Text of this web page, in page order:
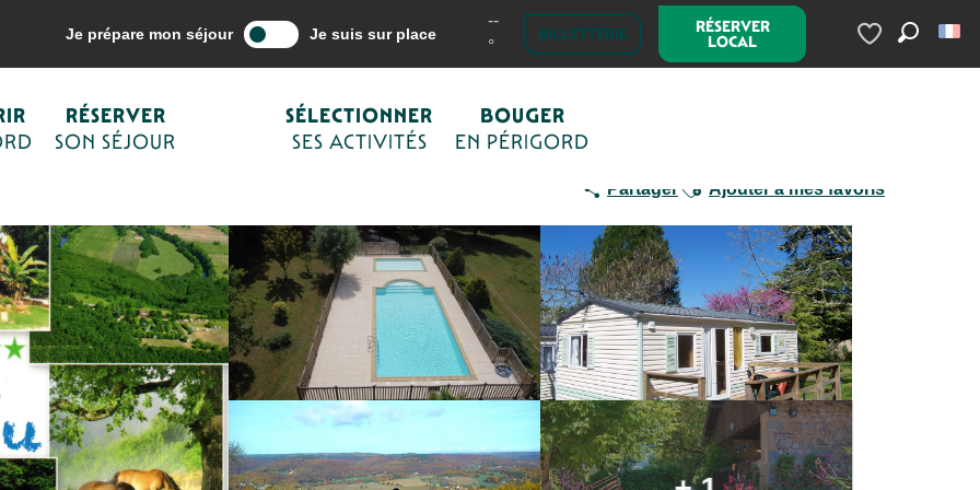
Je prépare mon séjour Je suis sur place
--
°
BILLETTERIE RÉSERVER
LOCAL
Voir les favoris
RÉSERVER
SON SÉJOUR
SÉLECTIONNER
SES ACTIVITÉS
BOUGER
EN PÉRIGORD
Hébergements Campings de Sarlat et du Périgord Noir Camping La Ferme du Pelou
Partager Ajouter à mes favoris